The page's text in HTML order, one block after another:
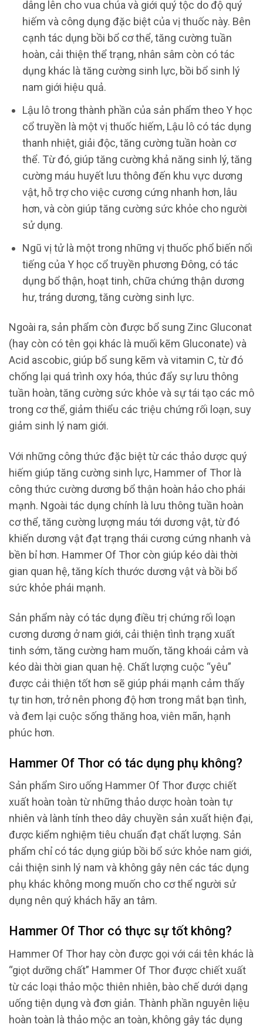
dâng lên cho vua chúa và giới quý tộc do độ quý
hiếm và công dụng đặc biệt của vị thuốc này. Bên
cạnh tác dụng bồi bổ cơ thể, tăng cường tuần
hoàn, cải thiện thể trạng, nhân sâm còn có tác
dụng khác là tăng cường sinh lực, bồi bổ sinh lý
nam giới hiệu quả.
Lậu lô trong thành phần của sản phẩm theo Y học
cổ truyền là một vị thuốc hiếm, Lậu lô có tác dụng
thanh nhiệt, giải độc, tăng cường tuần hoàn cơ
thể. Từ đó, giúp tăng cường khả năng sinh lý, tăng
cường máu huyết lưu thông đến khu vực dương
vật, hỗ trợ cho việc cương cứng nhanh hơn, lâu
hơn, và còn giúp tăng cường sức khỏe cho người
sử dụng.
Ngũ vị tử là một trong những vị thuốc phổ biến nổi
tiếng của Y học cổ truyền phương Đông, có tác
dụng bổ thận, hoạt tinh, chữa chứng thận dương
hư, tráng dương, tăng cường sinh lực.
Ngoài ra, sản phẩm còn được bổ sung Zinc Gluconat
(hay còn có tên gọi khác là muối kẽm Gluconate) và
Acid ascobic, giúp bổ sung kẽm và vitamin C, từ đó
chống lại quá trình oxy hóa, thúc đẩy sự lưu thông
tuần hoàn, tăng cường sức khỏe và sự tái tạo các mô
trong cơ thể, giảm thiểu các triệu chứng rối loạn, suy
giảm sinh lý nam giới.
Với những công thức đặc biệt từ các thảo dược quý
hiếm giúp tăng cường sinh lực, Hammer of Thor là
công thức cường dương bổ thận hoàn hảo cho phái
mạnh. Ngoài tác dụng chính là lưu thông tuần hoàn
cơ thể, tăng cường lượng máu tới dương vật, từ đó
khiến dương vật đạt trạng thái cương cứng nhanh và
bền bỉ hơn. Hammer Of Thor còn giúp kéo dài thời
gian quan hệ, tăng kích thước dương vật và bồi bổ
sức khỏe phái mạnh.
Sản phẩm này có tác dụng điều trị chứng rối loạn
cương dương ở nam giới, cải thiện tình trạng xuất
tinh sớm, tăng cường ham muốn, tăng khoái cảm và
kéo dài thời gian quan hệ. Chất lượng cuộc “yêu”
được cải thiện tốt hơn sẽ giúp phái mạnh cảm thấy
tự tin hơn, trở nên phong độ hơn trong mắt bạn tình,
và đem lại cuộc sống thăng hoa, viên mãn, hạnh
phúc hơn.
Hammer Of Thor có tác dụng phụ không?
Sản phẩm Siro uống Hammer Of Thor được chiết
xuất hoàn toàn từ những thảo dược hoàn toàn tự
nhiên và lành tính theo dây chuyền sản xuất hiện đại,
được kiểm nghiệm tiêu chuẩn đạt chất lượng. Sản
phẩm chỉ có tác dụng giúp bồi bổ sức khỏe nam giới,
cải thiện sinh lý nam và không gây nên các tác dụng
phụ khác không mong muốn cho cơ thể người sử
dụng nên quý khách hãy an tâm.
Hammer Of Thor có thực sự tốt không?
Hammer Of Thor hay còn được gọi với cái tên khác là
“giọt dưỡng chất” Hammer Of Thor được chiết xuất
từ các loại thảo mộc thiên nhiên, bào chế dưới dạng
uống tiện dụng và đơn giản. Thành phần nguyên liệu
hoàn toàn là thảo mộc an toàn, không gây tác dụng